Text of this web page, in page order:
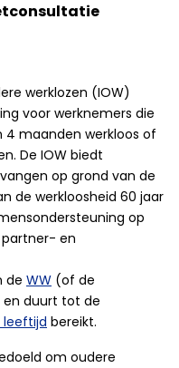
werklozen (IOW)
voor werknemers die
maanden werkloos of
De IOW biedt
op grond van de
de werkloosheid 60 jaar
op
en
de WW (of de
en duurt tot de
leeftijd bereikt.
om oudere